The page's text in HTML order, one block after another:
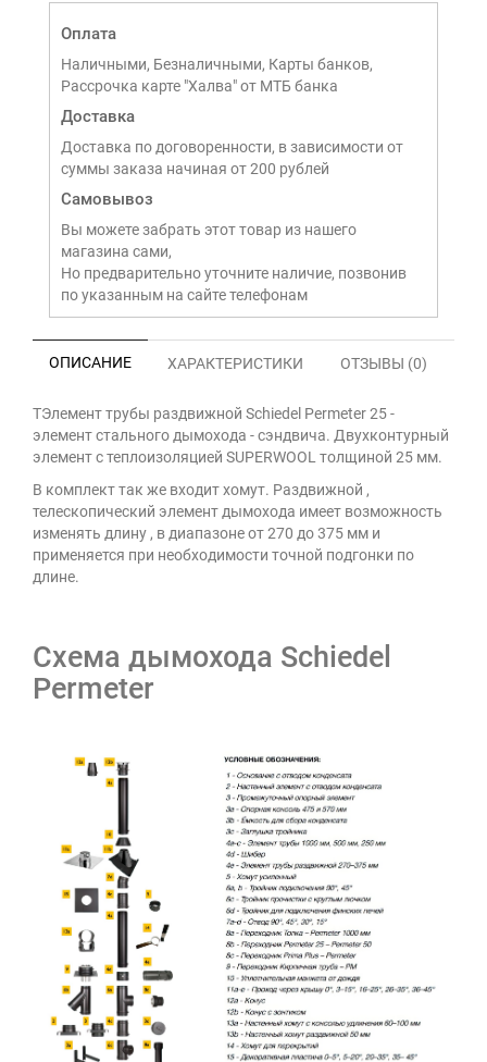
Оплата
Наличными, Безналичными, Карты банков,
Рассрочка карте "Халва" от МТБ банка
Доставка
Доставка по договоренности, в зависимости от
суммы заказа начиная от 200 рублей
Самовывоз
Вы можете забрать этот товар из нашего
магазина сами,
Но предварительно уточните наличие, позвонив
по указанным на сайте телефонам
ОПИСАНИЕ ХАРАКТЕРИСТИКИ ОТЗЫВЫ (0)
ТЭлемент трубы раздвижной Schiedel Permeter 25 -
элемент стального дымохода - сэндвича. Двухконтурный
элемент с теплоизоляцией SUPERWOOL толщиной 25 мм.
В комплект так же входит хомут. Раздвижной ,
телескопический элемент дымохода имеет возможность
изменять длину , в диапазоне от 270 до 375 мм и
применяется при необходимости точной подгонки по
длине.
Схема дымохода Schiedel
Permeter